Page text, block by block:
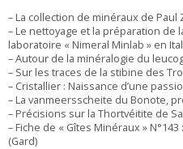
– La collection de minéraux de Paul
– Le nettoyage et la préparation de
laboratoire « Nimeral Minlab » en
– Autour de la minéralogie du
– Sur les traces de la stibine des
– Cristallier : Naissance d’une
– La vanmeersscheite du Bonote,
– Précisions sur la Thortvéitite de
– Fiche de « Gîtes Minéraux »
(Gard)